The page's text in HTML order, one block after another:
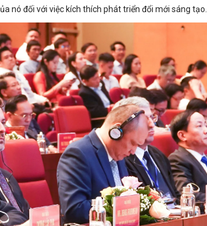
nó đối với việc kích thích phát triển đổi mới sáng tạo.